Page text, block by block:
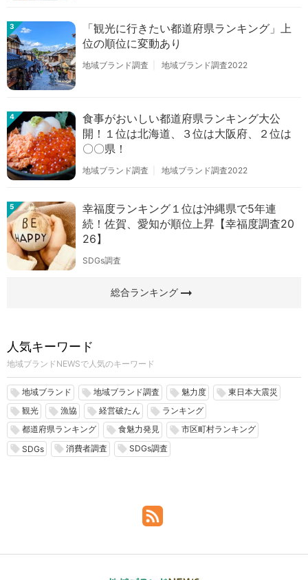
3
「観光に行きたい都道府県ランキング」上
位の順位に変動あり
地域ブランド調査 地域ブランド調査2022
4
食事がおいしい都道府県ランキング大公
開！１位は北海道、３位は大阪府、２位は
〇〇県！
地域ブランド調査 地域ブランド調査2022
5
幸福度ランキング１位は沖縄県で5年連
続！佐賀、愛知が順位上昇【幸福度調査20
26】
SDGs調査
総合ランキングarrow_right_alt
人気キーワード
地域ブランドNEWSで人気のキーワード
local_offer 地域ブランド local_offer 地域ブランド調査 local_offer 魅力度 local_offer 東日本大震災
local_offer 観光 local_offer 漁協 local_offer 経営破たん local_offer ランキング
local_offer 都道府県ランキング local_offer 食魅力発見 local_offer 市区町村ランキング
local_offer SDGs local_offer 消費者調査 local_offer SDGs調査